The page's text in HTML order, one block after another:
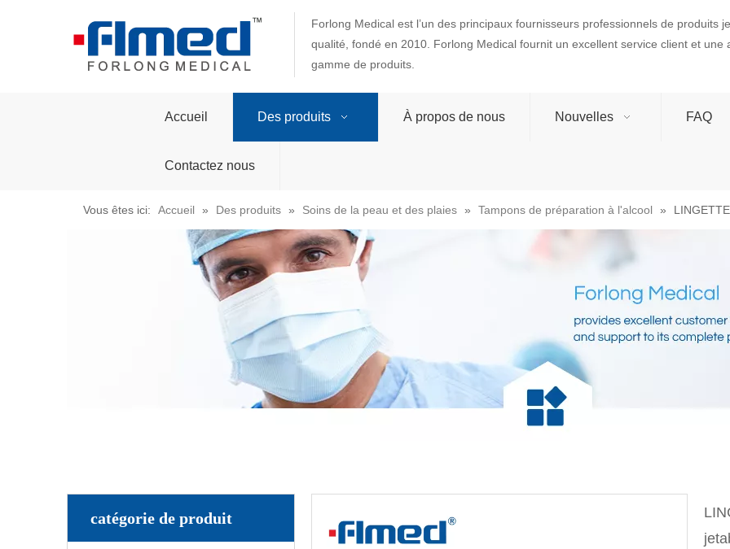
Forlong Medical est l’un des principaux fournisseurs professionnels de produits
qualité, fondé en 2010. Forlong Medical fournit un excellent service client et une
gamme de produits.
Accueil Des produits À propos de nous Nouvelles FAQ
Contactez nous
Vous êtes ici: Accueil » Des produits » Soins de la peau et des plaies » Tampons de préparation à l'alcool »
catégorie de produit